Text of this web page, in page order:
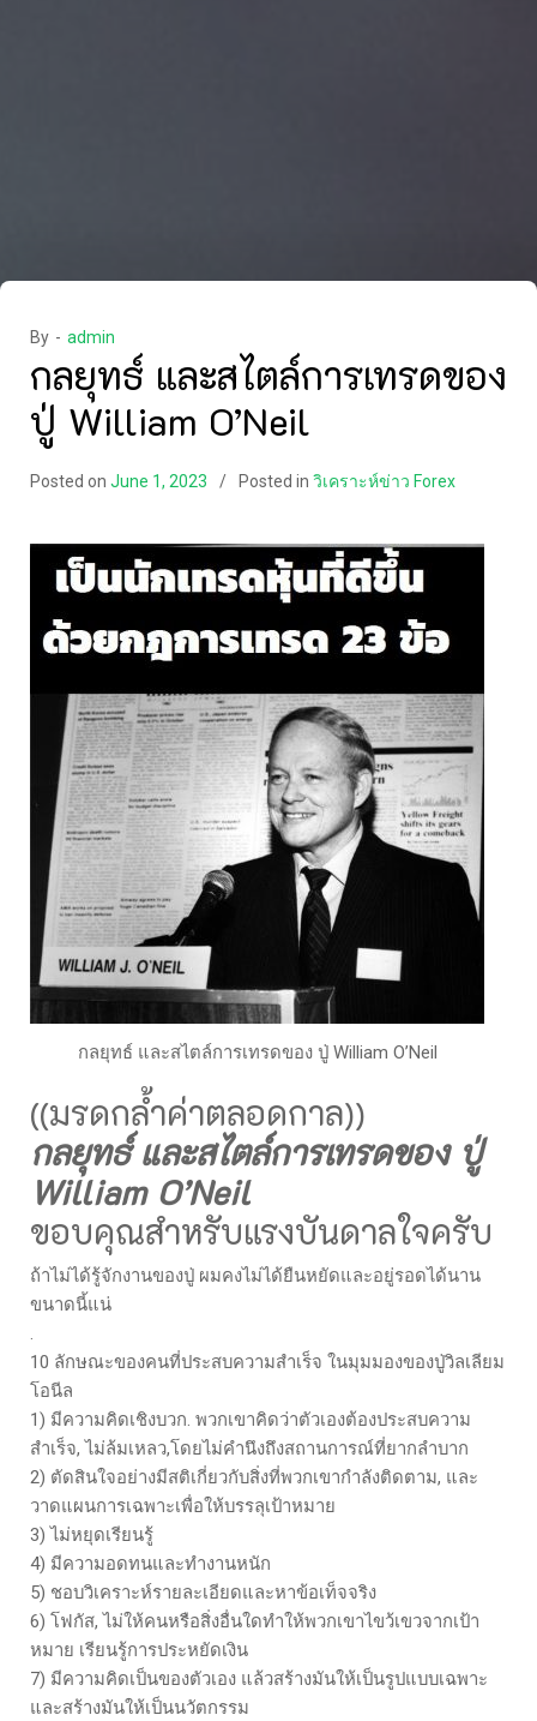
By - admin
กลยุทธ์ และสไตล์การเทรดของ
ปู่ William O’Neil
Posted on June 1, 2023 Posted in วิเคราะห์ข่าว Forex
กลยุทธ์ และสไตล์การเทรดของ ปู่ William O’Neil
((มรดกล้ำค่าตลอดกาล))
กลยุทธ์ และสไตล์การเทรดของ ปู่
William O’Neil
ขอบคุณสำหรับแรงบันดาลใจครับ
ถ้าไม่ได้รู้จักงานของปู่ ผมคงไม่ได้ยืนหยัดและอยู่รอดได้นาน
ขนาดนี้แน่
.
10 ลักษณะของคนที่ประสบความสำเร็จ ในมุมมองของปู่วิลเลียม
โอนีล
1) มีความคิดเชิงบวก. พวกเขาคิดว่าตัวเองต้องประสบความ
สำเร็จ, ไม่ล้มเหลว,โดยไม่คำนึงถึงสถานการณ์ที่ยากลำบาก
2) ตัดสินใจอย่างมีสติเกี่ยวกับสิ่งที่พวกเขากำลังติดตาม, และ
วาดแผนการเฉพาะเพื่อให้บรรลุเป้าหมาย
3) ไม่หยุดเรียนรู้
4) มีความอดทนและทำงานหนัก
5) ชอบวิเคราะห์รายละเอียดและหาข้อเท็จจริง
6) โฟกัส, ไม่ให้คนหรือสิ่งอื่นใดทำให้พวกเขาไขว้เขวจากเป้า
หมาย เรียนรู้การประหยัดเงิน
7) มีความคิดเป็นของตัวเอง แล้วสร้างมันให้เป็นรูปแบบเฉพาะ
และสร้างมันให้เป็นนวัตกรรม